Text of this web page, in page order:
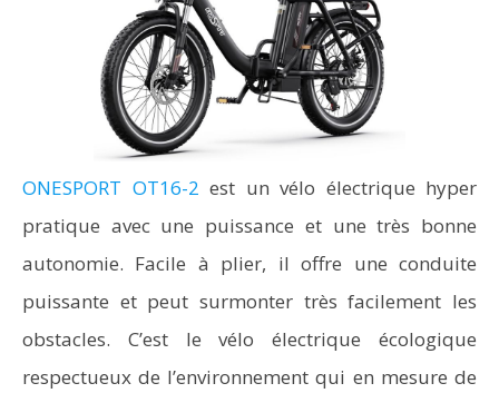
ONESPORT OT16-2 est un vélo électrique hyper
pratique avec une puissance et une très bonne
autonomie. Facile à plier, il offre une conduite
puissante et peut surmonter très facilement les
obstacles. C’est le vélo électrique écologique
respectueux de l’environnement qui en mesure de